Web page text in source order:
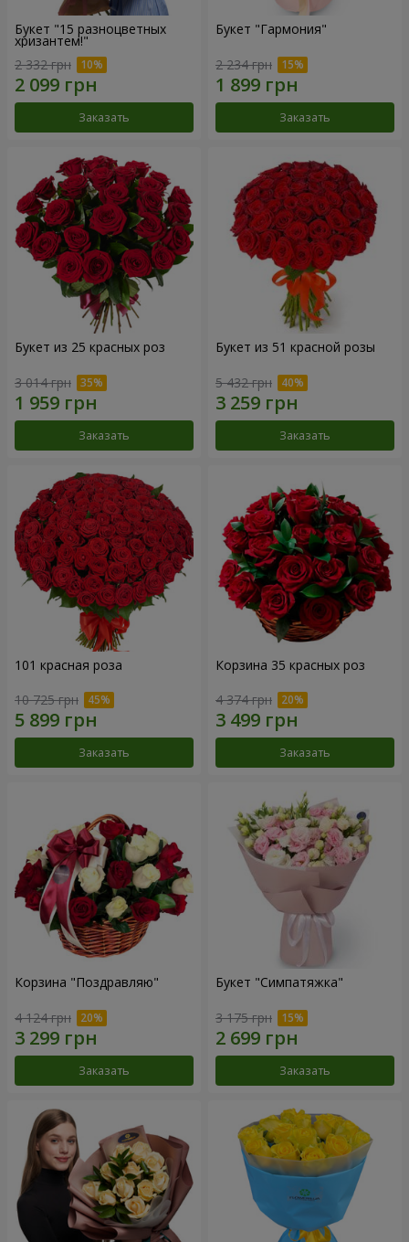
Букет "15 разноцветных
хризантем!"
2 332 грн
Заказать
Букет "Гармония"
2 234 грн
Заказать
Букет из 25 красных роз
3 014 грн
Заказать
Букет из 51 красной розы
5 432 грн
Заказать
101 красная роза
10 725 грн
Заказать
Корзина 35 красных роз
4 374 грн
Заказать
Корзина "Поздравляю"
4 124 грн
Заказать
Букет "Симпатяжка"
3 175 грн
Заказать